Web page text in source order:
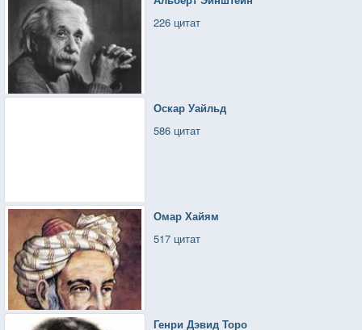
226 цитат
Оскар Уайльд
586 цитат
Омар Хайям
517 цитат
Генри Дэвид Торо